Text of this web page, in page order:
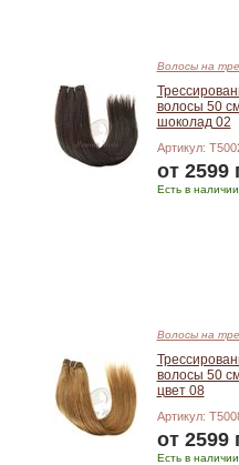
Волосы на
волосы 50
шоколад 02
Артикул:
от 2599
Есть в наличии
Волосы на
волосы 50
цвет 08
Артикул:
от 2599
Есть в наличии